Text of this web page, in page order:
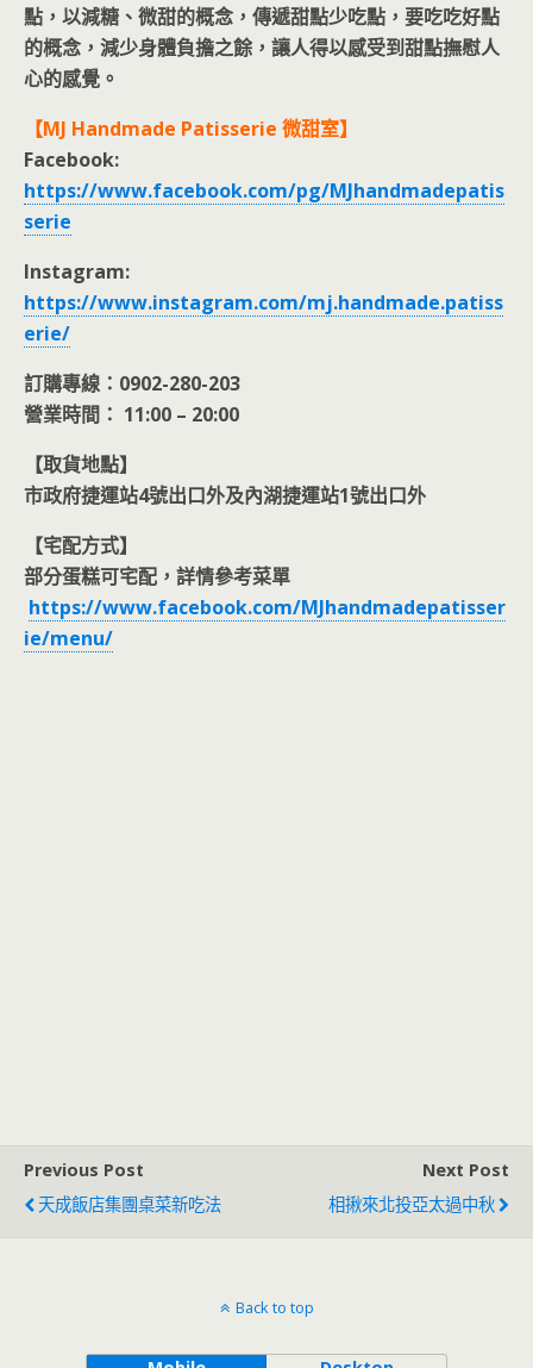
點，以減糖、微甜的概念，傳遞甜點少吃點，要吃吃好點
的概念，減少身體負擔之餘，讓人得以感受到甜點撫慰人
心的感覺。
【MJ Handmade Patisserie 微甜室】
Facebook:
https://www.facebook.com/pg/MJhandmadepatis
serie
Instagram:
https://www.instagram.com/mj.handmade.patiss
erie/
訂購專線：0902-280-203
營業時間： 11:00 – 20:00
【取貨地點】
市政府捷運站4號出口外及內湖捷運站1號出口外
【宅配方式】
部分蛋糕可宅配，詳情參考菜單
https://www.facebook.com/MJhandmadepatisser
ie/menu/
Previous Post
天成飯店集團桌菜新吃法
Next Post
相揪來北投亞太過中秋
Back to top